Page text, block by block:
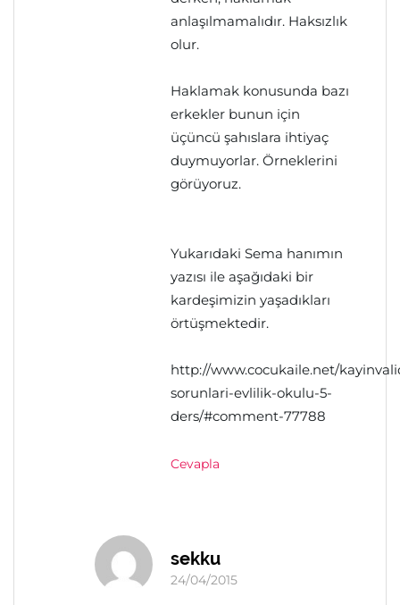
anlaşılmamalıdır. Haksızlık
olur.
Haklamak konusunda bazı
erkekler bunun için
üçüncü şahıslara ihtiyaç
duymuyorlar. Örneklerini
görüyoruz.
Yukarıdaki Sema hanımın
yazısı ile aşağıdaki bir
kardeşimizin yaşadıkları
örtüşmektedir.
http://www.cocukaile.net/
sorunlari-evlilik-okulu-5-
ders/#comment-77788
Cevapla
sekku
24/04/2015